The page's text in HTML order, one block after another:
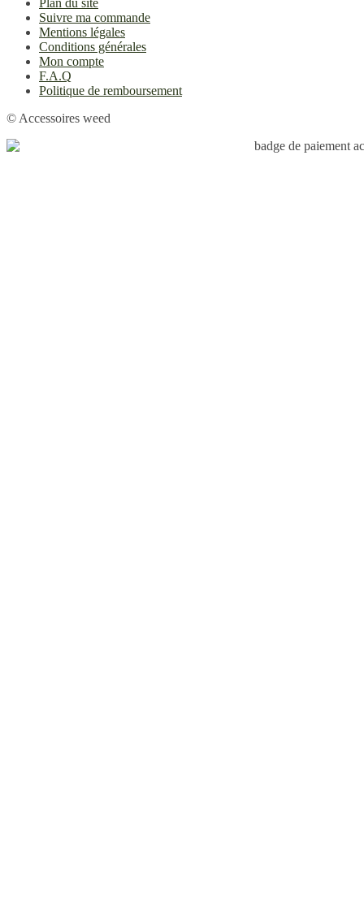
Plan du site
Suivre ma commande
Mentions légales
Conditions générales
Mon compte
F.A.Q
Politique de remboursement
© Accessoires weed